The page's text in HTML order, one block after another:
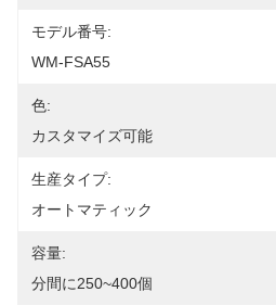
モデル番号:
WM-FSA55
色:
カスタマイズ可能
生産タイプ:
オートマティック
容量:
分間に250~400個